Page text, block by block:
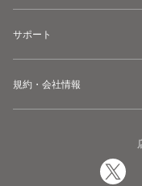
サポート
規約・会社情報